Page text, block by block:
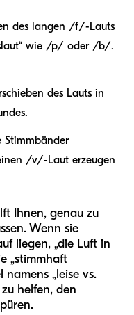
des langen /f/-Lauts
wie /p/ oder /b/.
des Lauts in
Stimmbänder
/v/-Laut erzeugen
Ihnen, genau zu
Wenn sie
liegen, „die Luft in
„stimmhaft
namens „leise vs.
helfen, den